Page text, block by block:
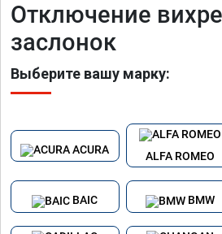
Отключение
заслонок
Выберите вашу марку:
ACURA
ALFA ROMEO
BAIC BMW